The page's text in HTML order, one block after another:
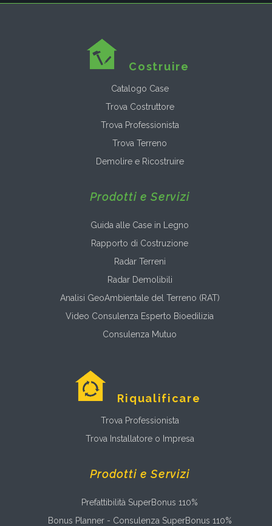
Costruire
Catalogo Case
Trova Costruttore
Trova Professionista
Trova Terreno
Demolire e Ricostruire
Prodotti e Servizi
Guida alle Case in Legno
Rapporto di Costruzione
Radar Terreni
Radar Demolibili
Analisi GeoAmbientale del Terreno (RAT)
Video Consulenza Esperto Bioedilizia
Consulenza Mutuo
Riqualificare
Trova Professionista
Trova Installatore o Impresa
Prodotti e Servizi
Prefattibilità SuperBonus 110%
Bonus Planner - Consulenza SuperBonus 110%